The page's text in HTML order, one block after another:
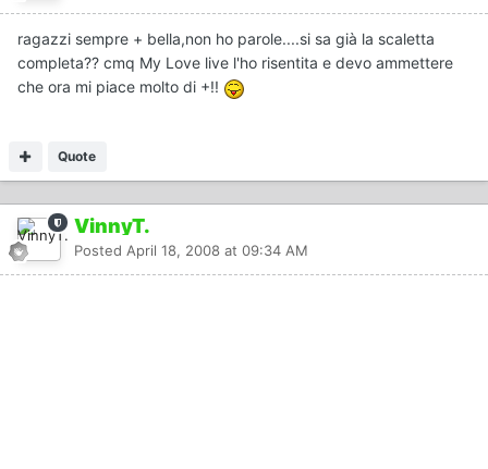
ragazzi sempre + bella,non ho parole....si sa già la scaletta
completa?? cmq My Love live l'ho risentita e devo ammettere
che ora mi piace molto di +!!
Quote
VinnyT.
Posted April 18, 2008 at 09:34 AM